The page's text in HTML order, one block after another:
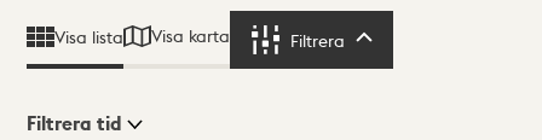
Visa lista Visa karta Filtrera
Filtrera tid